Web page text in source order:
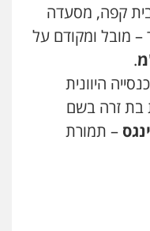
קפה, מסעדה
– מובל ומקודם על
.
היוונית
– תמורת